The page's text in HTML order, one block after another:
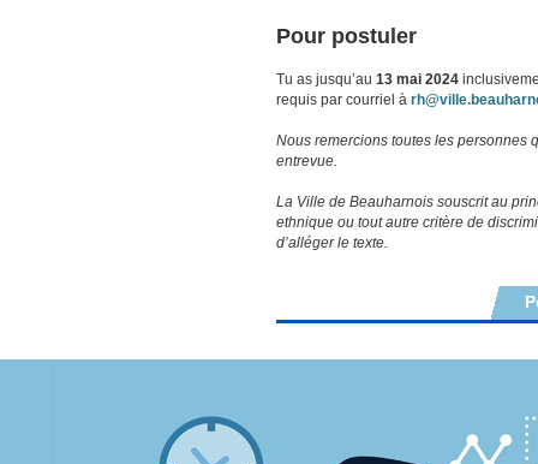
Pour postuler
Tu as jusqu’au 13 mai 2024
requis par courriel à
Nous remercions toutes les personnes
entrevue.
La Ville de Beauharnois souscrit au
ethnique ou tout autre critère de
d’alléger le texte.